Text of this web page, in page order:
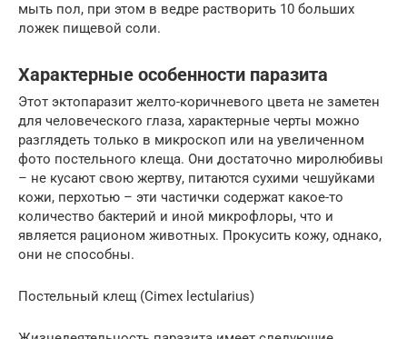
мыть пол, при этом в ведре растворить 10 больших
ложек пищевой соли.
Характерные особенности паразита
Этот эктопаразит желто-коричневого цвета не заметен
для человеческого глаза, характерные черты можно
разглядеть только в микроскоп или на увеличенном
фото постельного клеща. Они достаточно миролюбивы
– не кусают свою жертву, питаются сухими чешуйками
кожи, перхотью – эти частички содержат какое-то
количество бактерий и иной микрофлоры, что и
является рационом животных. Прокусить кожу, однако,
они не способны.
Постельный клещ (Cimex lectularius)